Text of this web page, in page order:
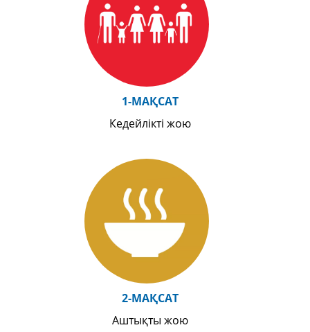
1-МАҚСАТ
Кедейлікті жою
2-МАҚСАТ
Аштықты жою